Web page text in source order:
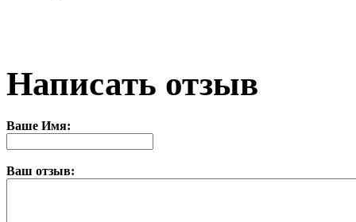
Написать отзыв
Ваше Имя:
Ваш отзыв: